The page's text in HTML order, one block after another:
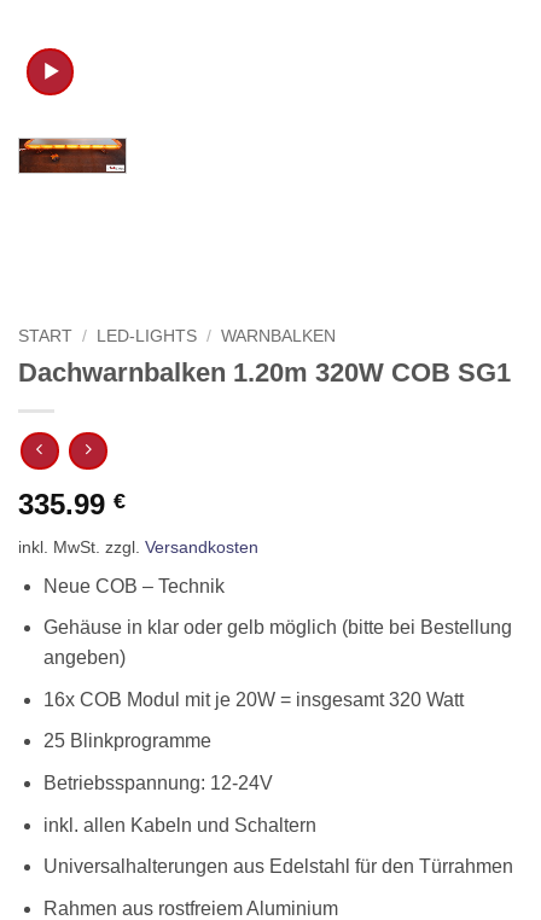
START / LED-LIGHTS / WARNBALKEN
Dachwarnbalken 1.20m 320W COB SG1
335.99 €
inkl. MwSt. zzgl. Versandkosten
Neue COB – Technik
Gehäuse in klar oder gelb möglich (bitte bei Bestellung
angeben)
16x COB Modul mit je 20W = insgesamt 320 Watt
25 Blinkprogramme
Betriebsspannung: 12-24V
inkl. allen Kabeln und Schaltern
Universalhalterungen aus Edelstahl für den Türrahmen
Rahmen aus rostfreiem Aluminium